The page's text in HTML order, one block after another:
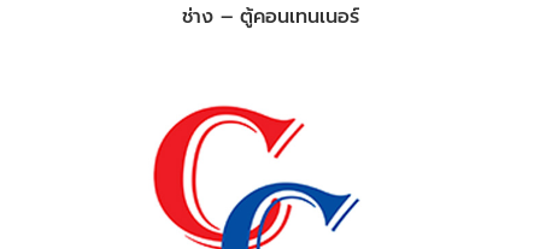
ช่าง – ตู้คอนเทนเนอร์